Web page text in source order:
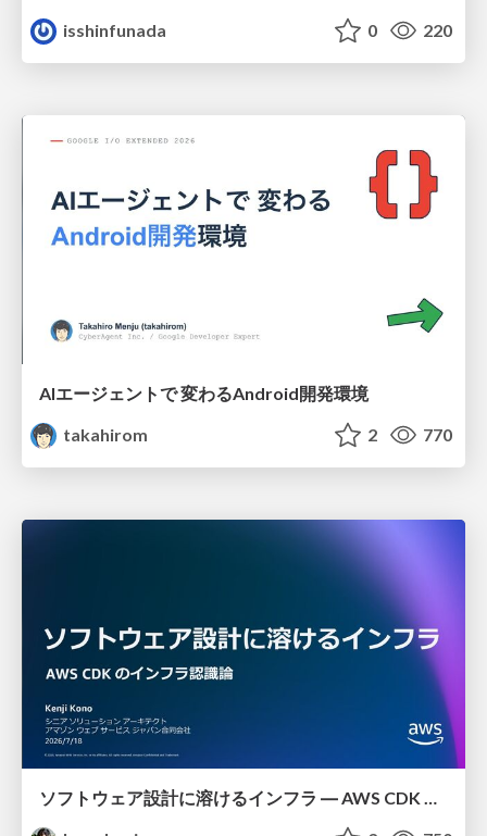
isshinfunada
0 220
AIエージェントで 変わるAndroid開発環境
takahirom
2 770
ソフトウェア設計に溶けるインフラ ― AWS CDK のインフラ認識論